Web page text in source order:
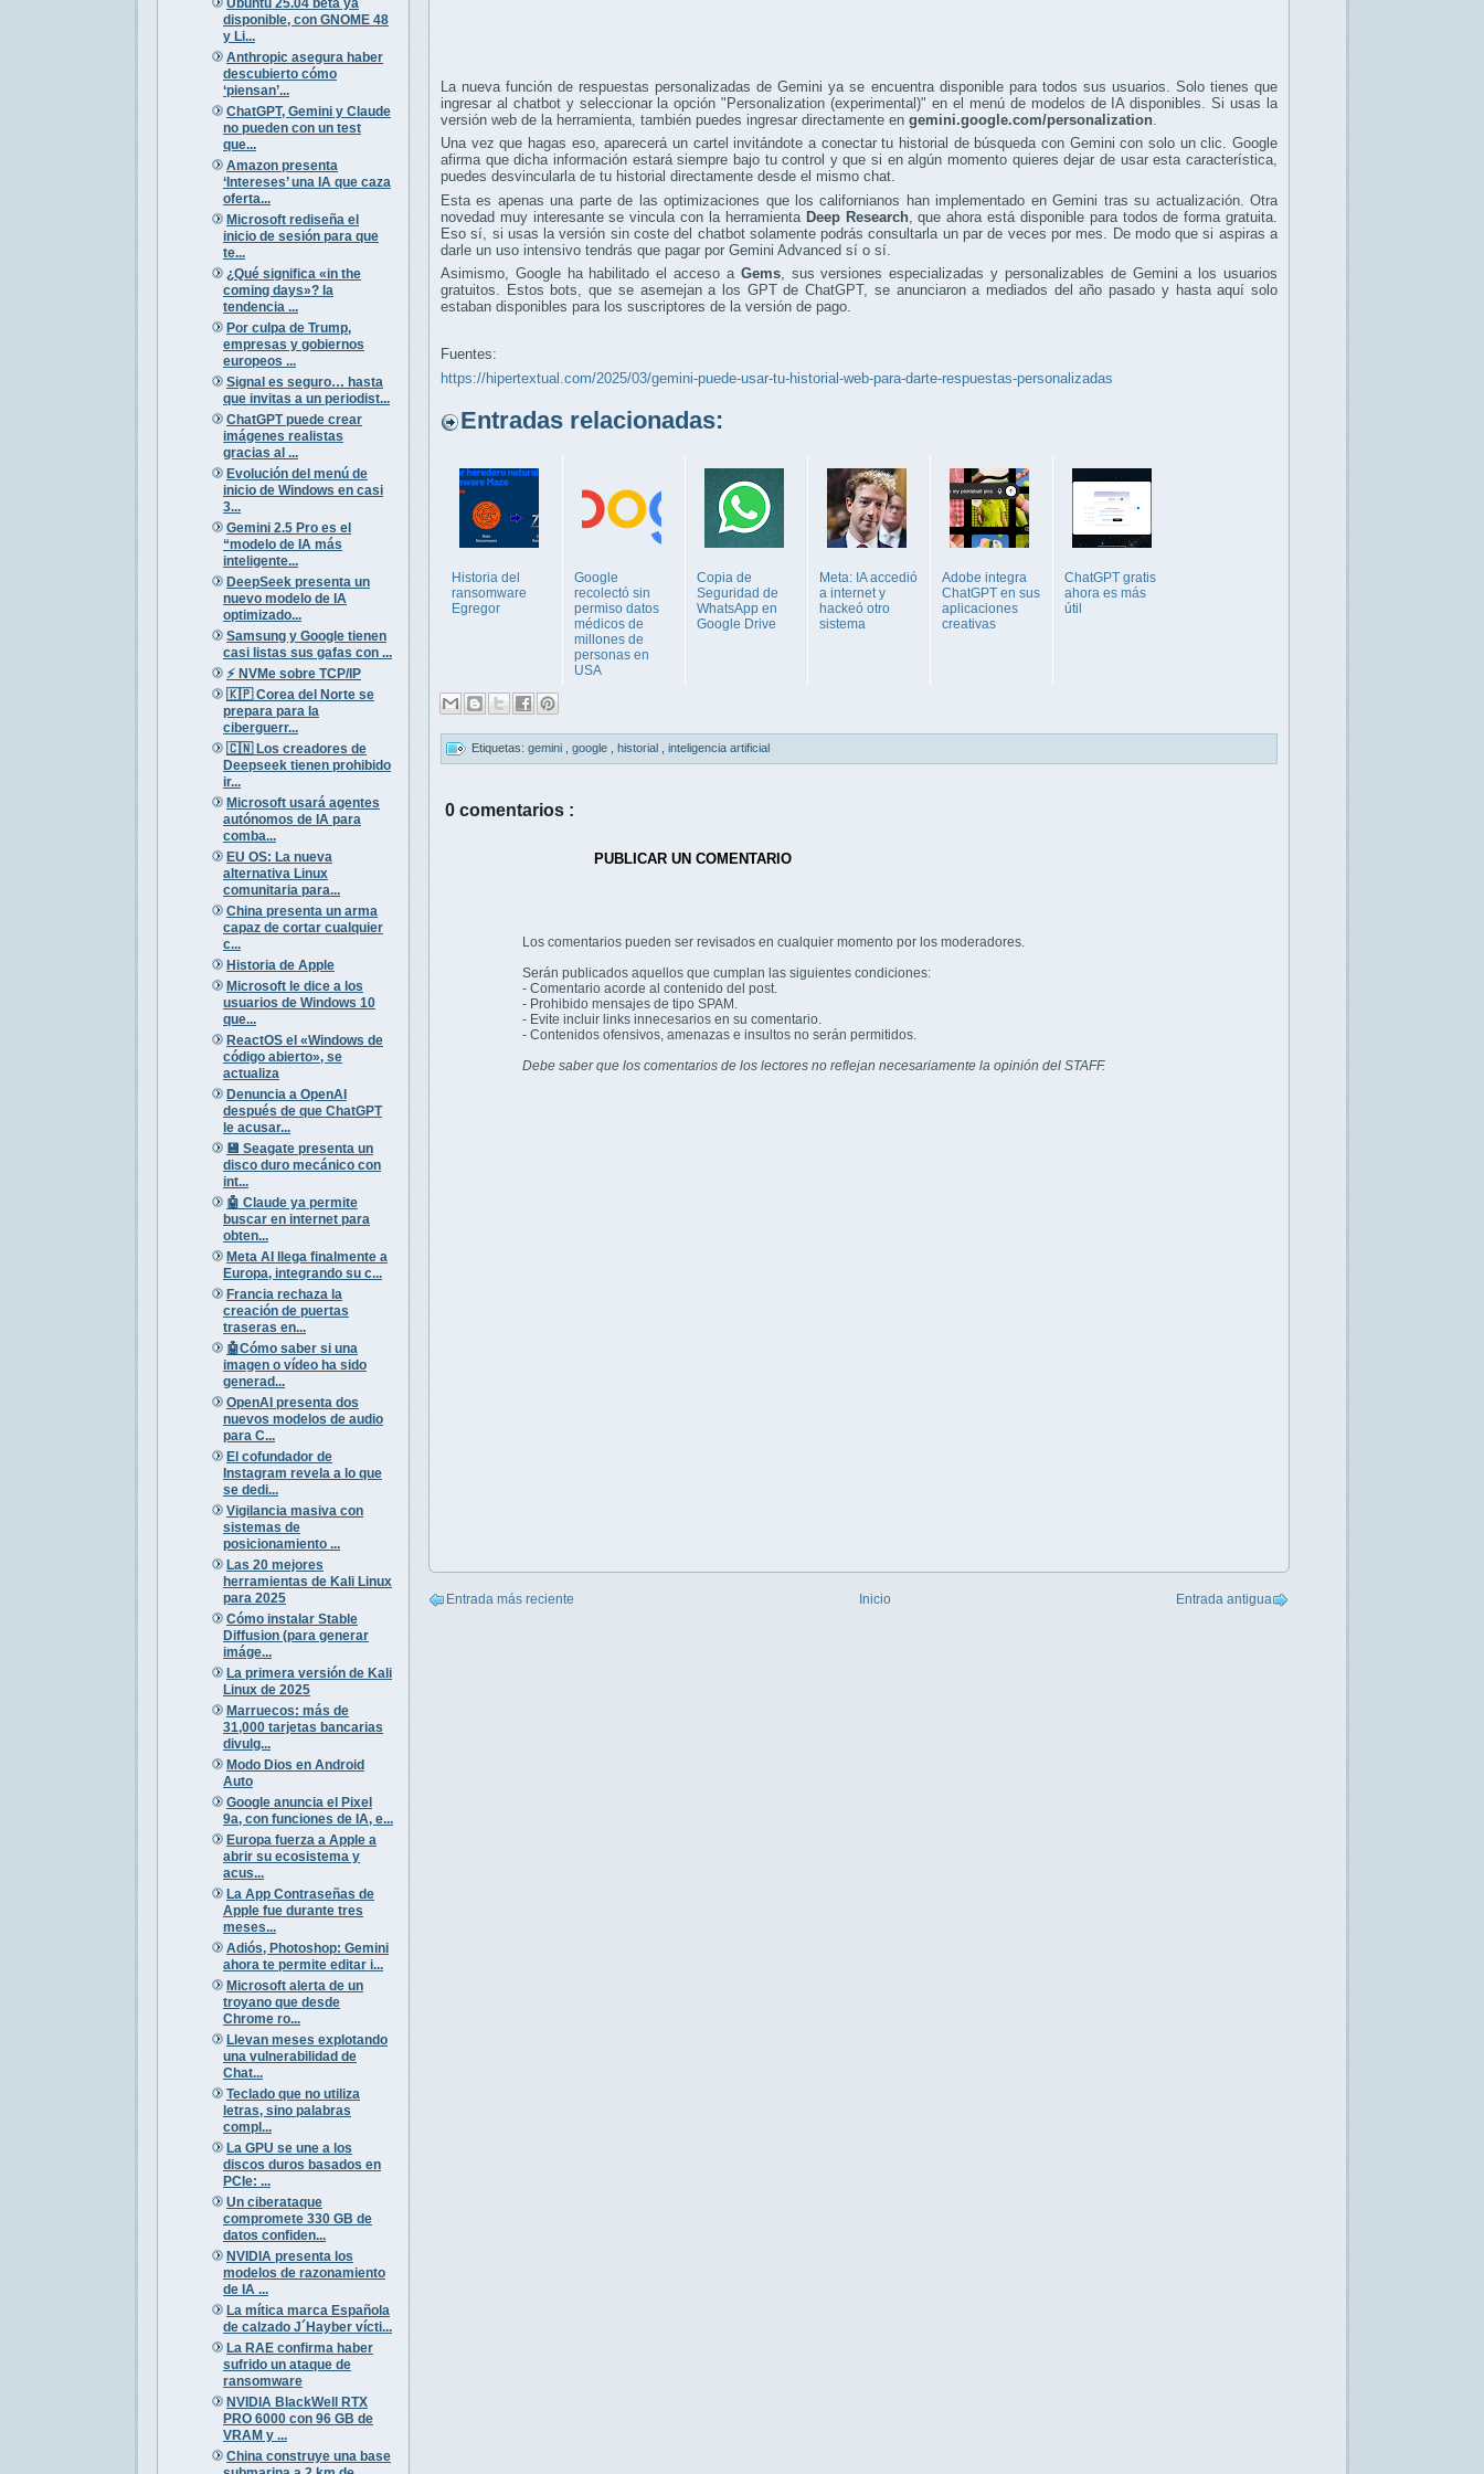
disponible, con GNOME 48
y Li...
Anthropic asegura haber
descubierto cómo
‘piensan’...
ChatGPT, Gemini y Claude
no pueden con un test
que...
Amazon presenta
‘Intereses’ una IA que caza
oferta...
Microsoft rediseña el
inicio de sesión para que
te...
¿Qué significa «in the
coming days»? la
tendencia ...
Por culpa de Trump,
empresas y gobiernos
europeos ...
Signal es seguro… hasta
que invitas a un periodist...
ChatGPT puede crear
imágenes realistas
gracias al ...
Evolución del menú de
inicio de Windows en casi
3...
Gemini 2.5 Pro es el
“modelo de IA más
inteligente...
DeepSeek presenta un
nuevo modelo de IA
optimizado...
Samsung y Google tienen
casi listas sus gafas con ...
⚡️ NVMe sobre TCP/IP
🇰🇵 Corea del Norte se
prepara para la
ciberguerr...
🇨🇳 Los creadores de
Deepseek tienen prohibido
ir...
Microsoft usará agentes
autónomos de IA para
comba...
EU OS: La nueva
alternativa Linux
comunitaria para...
China presenta un arma
capaz de cortar cualquier
c...
Historia de Apple
Microsoft le dice a los
usuarios de Windows 10
que...
ReactOS el «Windows de
código abierto», se
actualiza
Denuncia a OpenAI
después de que ChatGPT
le acusar...
💾 Seagate presenta un
disco duro mecánico con
int...
🤖 Claude ya permite
buscar en internet para
obten...
Meta AI llega finalmente a
Europa, integrando su c...
Francia rechaza la
creación de puertas
traseras en...
🤖Cómo saber si una
imagen o vídeo ha sido
generad...
OpenAI presenta dos
nuevos modelos de audio
para C...
El cofundador de
Instagram revela a lo que
se dedi...
Vigilancia masiva con
sistemas de
posicionamiento ...
Las 20 mejores
herramientas de Kali Linux
para 2025
Cómo instalar Stable
Diffusion (para generar
imáge...
La primera versión de Kali
Linux de 2025
Marruecos: más de
31,000 tarjetas bancarias
divulg...
Modo Dios en Android
Auto
Google anuncia el Pixel
9a, con funciones de IA, e...
Europa fuerza a Apple a
abrir su ecosistema y
acus...
La App Contraseñas de
Apple fue durante tres
meses...
Adiós, Photoshop: Gemini
ahora te permite editar i...
Microsoft alerta de un
troyano que desde
Chrome ro...
Llevan meses explotando
una vulnerabilidad de
Chat...
Teclado que no utiliza
letras, sino palabras
compl...
La GPU se une a los
discos duros basados en
PCIe: ...
Un ciberataque
compromete 330 GB de
datos confiden...
NVIDIA presenta los
modelos de razonamiento
de IA ...
La mítica marca Española
de calzado J´Hayber vícti...
La RAE confirma haber
sufrido un ataque de
ransomware
NVIDIA BlackWell RTX
PRO 6000 con 96 GB de
VRAM y ...
China construye una base
La nueva función de respuestas personalizadas de Gemini ya se encuentra disponible para todos sus usuarios. Solo tienes que
ingresar al chatbot y seleccionar la opción "Personalization (experimental)" en el menú de modelos de IA disponibles. Si usas la
versión web de la herramienta, también puedes ingresar directamente en gemini.google.com/personalization
Una vez que hagas eso, aparecerá un cartel invitándote a conectar tu historial de búsqueda con Gemini con solo un clic. Google
afirma que dicha información estará siempre bajo tu control y que si en algún momento quieres dejar de usar esta característica,
puedes desvincularla de tu historial directamente desde el mismo chat.
Esta es apenas una parte de las optimizaciones que los californianos han implementado en Gemini tras su actualización. Otra
novedad muy interesante se vincula con la herramienta Deep Research, que ahora está disponible para todos de forma gratuita.
Eso sí, si usas la versión sin coste del chatbot solamente podrás consultarla un par de veces por mes. De modo que si aspiras a
darle un uso intensivo tendrás que pagar por Gemini Advanced sí o sí.
Asimismo, Google ha habilitado el acceso a Gems, sus versiones especializadas y personalizables de Gemini a los usuarios
gratuitos. Estos bots, que se asemejan a los GPT de ChatGPT, se anunciaron a mediados del año pasado y hasta aquí solo
estaban disponibles para los suscriptores de la versión de pago.
Fuentes:
https://hipertextual.com/2025/03/gemini-puede-usar-tu-historial-web-para-darte-respuestas-personalizadas
Entradas relacionadas:
Historia del
ransomware
Egregor
Google
recolectó sin
permiso datos
médicos de
millones de
personas en
USA
Copia de
Seguridad de
WhatsApp en
Google Drive
Meta: IA accedió
a internet y
hackeó otro
sistema
Adobe integra
ChatGPT en sus
aplicaciones
creativas
ChatGPT gratis
ahora es más
útil
Etiquetas: gemini google historial inteligencia artificial
0 comentarios :
PUBLICAR UN COMENTARIO
Los comentarios pueden ser revisados en cualquier momento por los moderadores.
Serán publicados aquellos que cumplan las siguientes condiciones:
- Comentario acorde al contenido del post.
- Prohibido mensajes de tipo SPAM.
- Evite incluir links innecesarios en su comentario.
- Contenidos ofensivos, amenazas e insultos no serán permitidos.
Debe saber que los comentarios de los lectores no reflejan necesariamente la opinión del STAFF.
Entrada más reciente Entrada antigua
Inicio